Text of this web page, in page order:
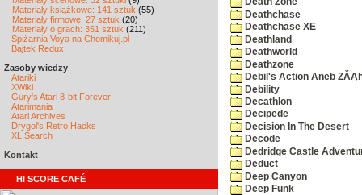
Materiały książkowe: 141 sztuk (55)
Materiały firmowe: 27 sztuk (20)
Materiały o grach: 351 sztuk (211)
Spiżarnia Voya na Chomikuj.pl
Bajtek Redux
Zasoby wiedzy
Atariki
XWiki
Gury's Atari 8-bit Forever
Atarimania
Atari Archives
Drygol's Retro Hacks
XL Search
Kontakt
HI SCORE CAFÉ
Deathchase
Deathchase XE
Deathland
Deathworld
Deathzone
Debil's Action Aneb
Debility
Decathlon
Decipede
Decision In The Desert
Decode
Dedridge Castle
Deduct
Deep Canyon
Deep Funk